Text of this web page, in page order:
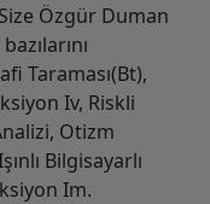
Özgür Duman
Taraması(Bt),
Iv, Riskli
Otizm
Bilgisayarlı
Im.